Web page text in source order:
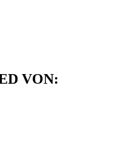
VON: